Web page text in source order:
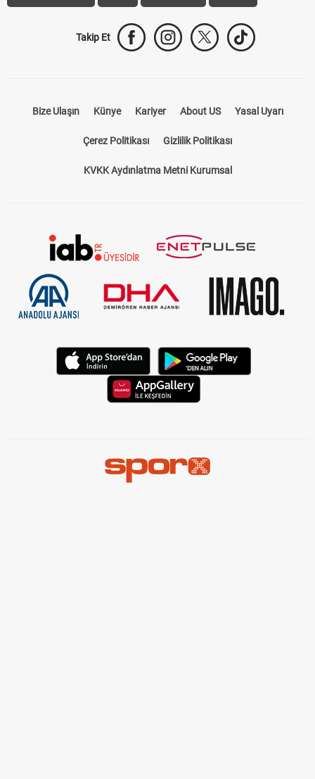
Takip Et
Bize Ulaşın Künye Kariyer About US Yasal Uyarı
Çerez Politikası Gizlilik Politikası
KVKK Aydınlatma Metni Kurumsal